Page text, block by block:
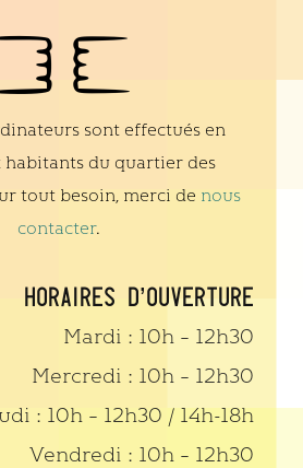
sont effectués en
du quartier des
tout besoin, merci de nous
contacter.
HORAIRES D’OUVERTURE
Mardi : 10h – 12h30
Mercredi : 10h – 12h30
: 10h – 12h30 / 14h-18h
Vendredi : 10h – 12h30